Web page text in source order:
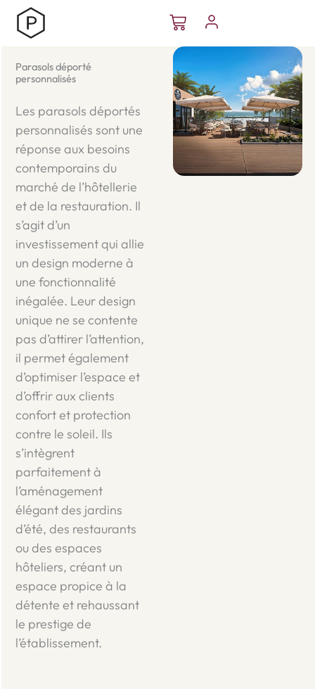
contenu
Panier
Parasols déporté
personnalisés
Les parasols déportés
personnalisés sont une
réponse aux besoins
contemporains du
marché de l’hôtellerie
et de la restauration. Il
s’agit d’un
investissement qui allie
un design moderne à
une fonctionnalité
inégalée. Leur design
unique ne se contente
pas d’attirer l’attention,
il permet également
d’optimiser l’espace et
d’offrir aux clients
confort et protection
contre le soleil. Ils
s’intègrent
parfaitement à
l’aménagement
élégant des jardins
d’été, des restaurants
ou des espaces
hôteliers, créant un
espace propice à la
détente et rehaussant
le prestige de
l’établissement.